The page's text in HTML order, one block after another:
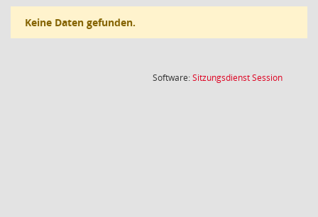
Keine Daten gefunden.
Software:SitzungsdienstSession(Wird in